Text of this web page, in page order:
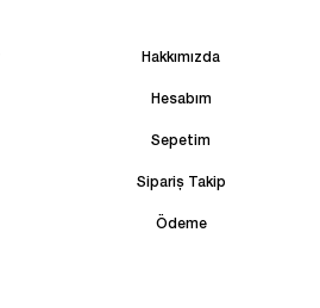
Hakkımızda
Hesabım
Sepetim
Sipariş Takip
Ödeme